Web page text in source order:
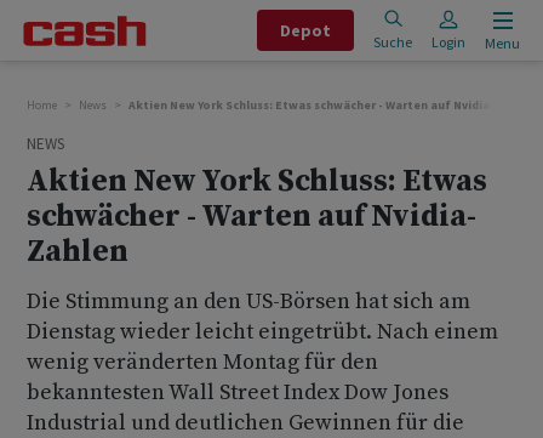
Depot
Suche Login Menu
Home News Aktien New York Schluss: Etwas schwächer - Warten auf Nvidia-Zahlen
NEWS
Aktien New York Schluss: Etwas
schwächer - Warten auf Nvidia-
Zahlen
Die Stimmung an den US-Börsen hat sich am
Dienstag wieder leicht eingetrübt. Nach einem
wenig veränderten Montag für den
bekanntesten Wall Street Index Dow Jones
Industrial und deutlichen Gewinnen für die